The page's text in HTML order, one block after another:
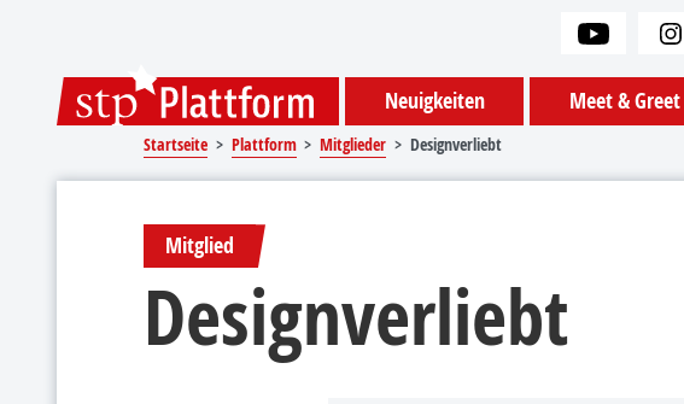
Neuigkeiten Meet & Greet
Startseite Plattform Mitglieder Designverliebt
Mitglied
Designverliebt